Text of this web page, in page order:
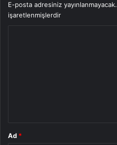
E-posta adresiniz yayınlanmayacak.
işaretlenmişlerdir
Ad *